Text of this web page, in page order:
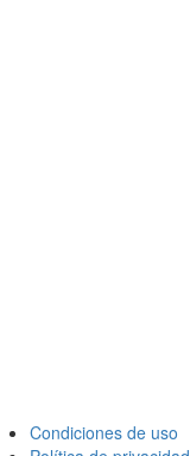
Condiciones de uso